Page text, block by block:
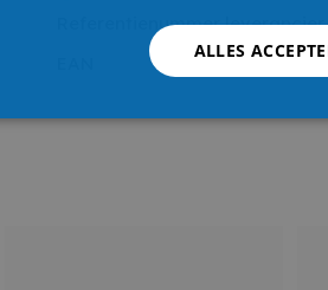
Referentienummer leverancier
ALLES